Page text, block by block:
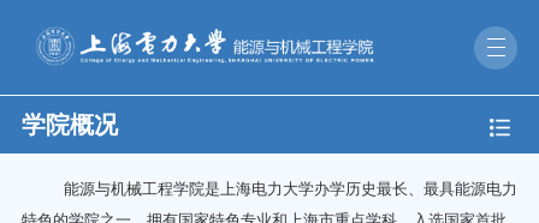
学院概况
能源与机械工程学院是上海电力大学办学历史最长、最具能源电力
特色的学院之一 。拥有国家特色专业和上海市重点学科，入选国家首批